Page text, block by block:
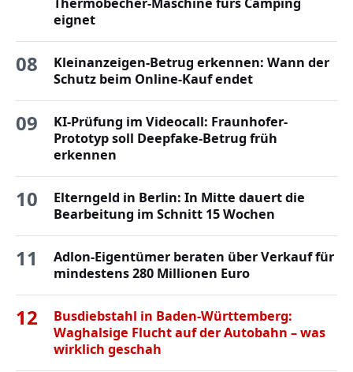
eignet
08
Kleinanzeigen-Betrug erkennen: Wann der
Schutz beim Online-Kauf endet
09
KI-Prüfung im Videocall: Fraunhofer-
Prototyp soll Deepfake-Betrug früh
erkennen
10
Elterngeld in Berlin: In Mitte dauert die
Bearbeitung im Schnitt 15 Wochen
11
Adlon-Eigentümer beraten über Verkauf für
mindestens 280 Millionen Euro
12
Busdiebstahl in Baden-Württemberg:
Waghalsige Flucht auf der Autobahn – was
wirklich geschah